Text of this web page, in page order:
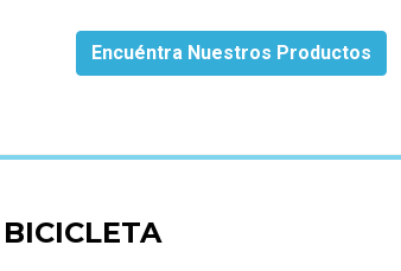
Encuéntra Nuestros Productos